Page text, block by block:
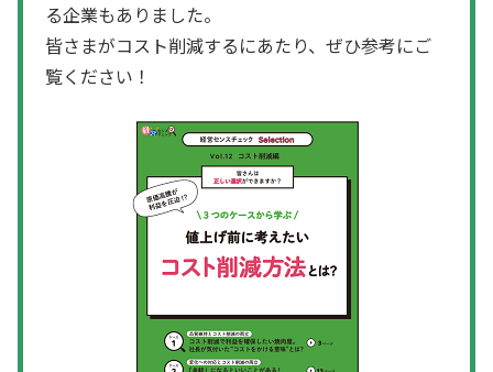
る企業もありました。
皆さまがコスト削減するにあたり、ぜひ参考にご
覧ください！